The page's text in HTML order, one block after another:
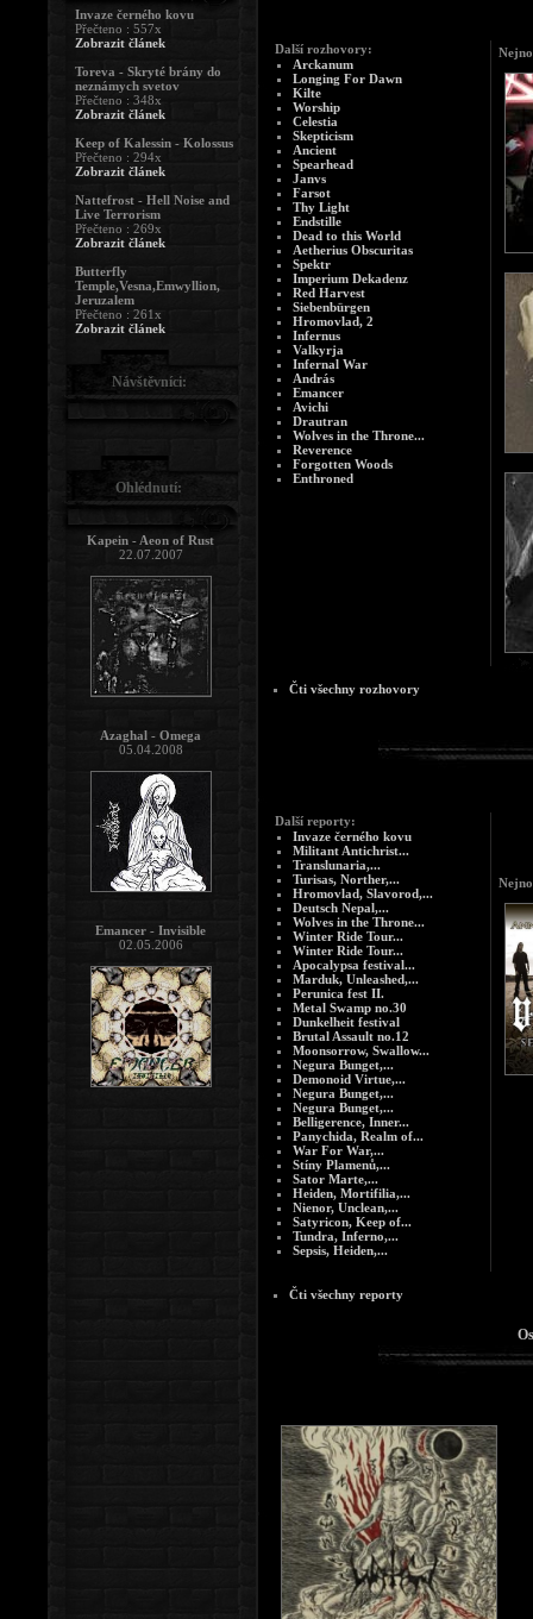
Další rozhovory:
Arckanum
Longing For Dawn
Kilte
Worship
Celestia
Skepticism
Ancient
Spearhead
Janvs
Farsot
Thy Light
Endstille
Dead to this World
Aetherius Obscuritas
Spektr
Imperium Dekadenz
Red Harvest
Siebenbürgen
Hromovlad, 2
Infernus
Valkyrja
Infernal War
András
Emancer
Avichi
Drautran
Wolves in the Throne...
Reverence
Forgotten Woods
Enthroned
Čti všechny rozhovory
Další reporty:
Invaze černého kovu
Militant Antichrist...
Translunaria,...
Turisas, Norther,...
Hromovlad, Slavorod,...
Deutsch Nepal,...
Wolves in the Throne...
Winter Ride Tour...
Winter Ride Tour...
Apocalypsa festival...
Marduk, Unleashed,...
Perunica fest II.
Metal Swamp no.30
Dunkelheit festival
Brutal Assault no.12
Moonsorrow, Swallow...
Negura Bunget,...
Demonoid Virtue,...
Negura Bunget,...
Negura Bunget,...
Belligerence, Inner...
Panychida, Realm of...
War For War,...
Stíny Plamenů,...
Sator Marte,...
Heiden, Mortifilia,...
Nienor, Unclean,...
Satyricon, Keep of...
Tundra, Inferno,...
Sepsis, Heiden,...
Čti všechny reporty
Invaze černého kovu
Přečteno : 557x
Zobrazit článek
Toreva - Skryté brány do
neznámych svetov
Přečteno : 348x
Zobrazit článek
Keep of Kalessin - Kolossus
Přečteno : 294x
Zobrazit článek
Nattefrost - Hell Noise and
Live Terrorism
Přečteno : 269x
Zobrazit článek
Butterfly
Temple,Vesna,Emwyllion,
Jeruzalem
Přečteno : 261x
Zobrazit článek
Návštěvníci:
Ohlédnutí:
Kapein - Aeon of Rust
22.07.2007
Azaghal - Omega
05.04.2008
Emancer - Invisible
02.05.2006